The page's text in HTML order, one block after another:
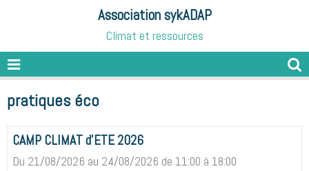
Association sykADAP
Climat et ressources
pratiques éco
CAMP CLIMAT d'ETE 2026
Du 21/08/2026 au 24/08/2026 de 11:00 à 18:00